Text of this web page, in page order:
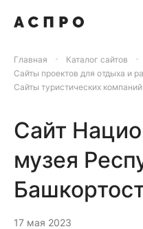
Главная
Каталог сайтов
Сайты проектов для отдыха и
Сайты туристических
Сайт
музея
17 мая 2023